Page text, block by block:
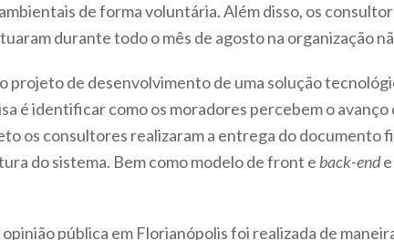
de forma voluntária. Além disso, os
durante todo o mês de agosto na organização
projeto de desenvolvimento de uma solução
é identificar como os moradores percebem o
os consultores realizaram a entrega do documento
do sistema. Bem como modelo de front e back-ende
pública em Florianópolis foi realizada de